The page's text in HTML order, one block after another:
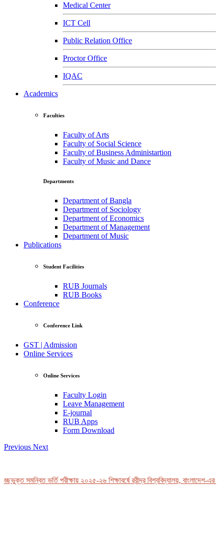
Medical Center
ICT Cell
Public Relation Office
Proctor Office
IQAC
Academics
Faculties
Faculty of Arts
Faculty of Social Science
Faculty of Business Administartion
Faculty of Music and Dance
Departments
Department of Bangla
Department of Sociology
Department of Economics
Department of Management
Department of Music
Publications
Student Facilities
RUB Journals
RUB Books
Conference
Conference Link
GST | Admission
Online Services
Online Services
Faculty Login
Leave Management
E-journal
RUB Apps
Form Download
Previous Next
সমন্বিত ভর্তি পরীক্ষায় ২০২৫-২৬ শিক্ষাবর্ষে রবীন্দ্র বিশ্ববিদ্যালয়, বাংলাদেশ-এর